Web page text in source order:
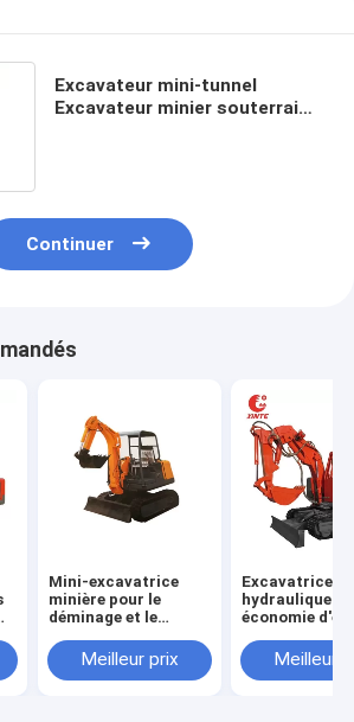
Excavateur mini-tunnel
Excavateur minier souterrain
Continuer
Mini-excavatrice
minière pour le
déminage et le
de charbon
souterraine
Meilleur prix
Excavatrice
hydraulique à
économie
minièreMeilleur